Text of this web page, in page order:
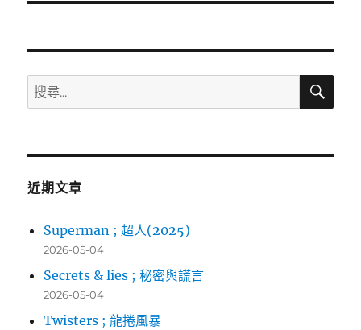
篇
章:
搜
尋
鍵
搜
近期文章
Superman ; 超人(2025)
2026-05-04
Secrets & lies ; 秘密與謊言
2026-05-04
Twisters ; 龍捲風暴